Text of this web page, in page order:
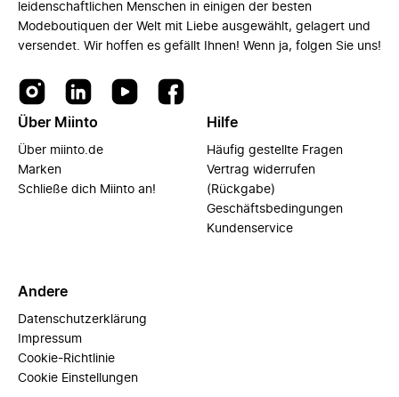
leidenschaftlichen Menschen in einigen der besten
Modeboutiquen der Welt mit Liebe ausgewählt, gelagert und
versendet. Wir hoffen es gefällt Ihnen! Wenn ja, folgen Sie uns!
Über Miinto
Über miinto.de
Marken
Schließe dich Miinto an!
Hilfe
Häufig gestellte Fragen
Vertrag widerrufen
(Rückgabe)
Geschäftsbedingungen
Kundenservice
Andere
Datenschutzerklärung
Impressum
Cookie-Richtlinie
Cookie Einstellungen